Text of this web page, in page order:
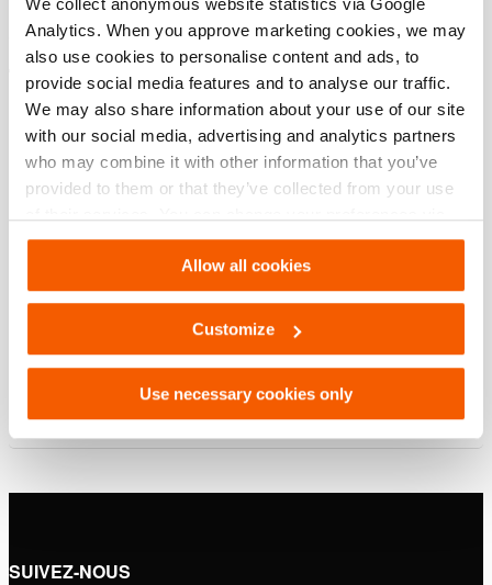
We collect anonymous website statistics via Google
Analytics. When you approve marketing cookies, we may
also use cookies to personalise content and ads, to
provide social media features and to analyse our traffic.
We may also share information about your use of our site
with our social media, advertising and analytics partners
who may combine it with other information that you’ve
provided to them or that they’ve collected from your use
Settings. See ourcookiestatement.
Allow all cookies
Customize
Use necessary cookies only
Téléchargements
, Fiche technique, Lettre impérial
PDF 394.8 KB
Télécharger
, Fiche technique, A4 métrique
PDF394.8 KB
Télécharger
SUIVEZ-NOUS